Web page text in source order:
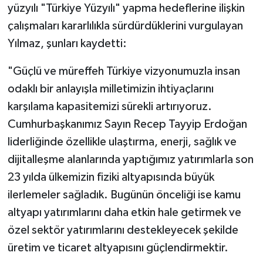
yüzyılı "Türkiye Yüzyılı" yapma hedeflerine ilişkin
çalışmaları kararlılıkla sürdürdüklerini vurgulayan
Yılmaz, şunları kaydetti:
"Güçlü ve müreffeh Türkiye vizyonumuzla insan
odaklı bir anlayışla milletimizin ihtiyaçlarını
karşılama kapasitemizi sürekli artırıyoruz.
Cumhurbaşkanımız Sayın Recep Tayyip Erdoğan
liderliğinde özellikle ulaştırma, enerji, sağlık ve
dijitalleşme alanlarında yaptığımız yatırımlarla son
23 yılda ülkemizin fiziki altyapısında büyük
ilerlemeler sağladık. Bugünün önceliği ise kamu
altyapı yatırımlarını daha etkin hale getirmek ve
özel sektör yatırımlarını destekleyecek şekilde
üretim ve ticaret altyapısını güçlendirmektir.